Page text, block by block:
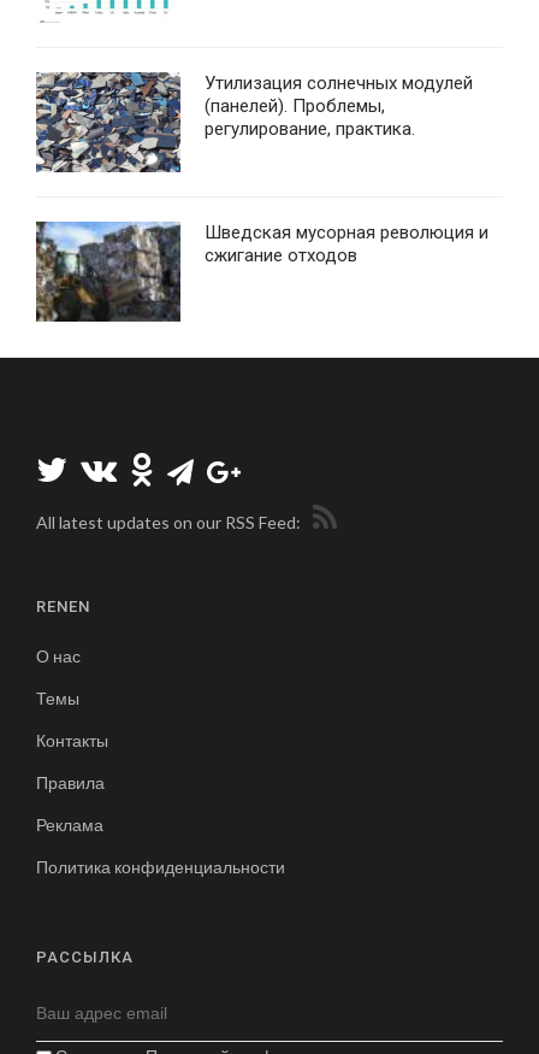
Утилизация солнечных модулей
(панелей). Проблемы,
регулирование, практика.
Шведская мусорная революция и
сжигание отходов
All latest updates on our RSS Feed:
RENEN
О нас
Темы
Контакты
Правила
Реклама
Политика конфиденциальности
РАССЫЛКА